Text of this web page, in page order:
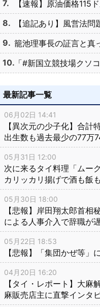
【速報】原油価格115
【追記あり】風営法
籠池理事長の証言と真
「#新国立競技場クソ
最新記事一覧
06月02日 14:41
【異次元の少子化】合計
出生数も過去最少の77万
05月31日 12:00
次に来るタイ料理「ムー
カリッカリ揚げで酒も飯
05月30日 18:00
【悲報】岸田翔太郎首相
による人事介入で辞職が
05月22日 18:53
【悲報】「集団かぜ等」
04月20日 16:20
【タイ・レポート】大麻
麻販売店主に直撃インタ